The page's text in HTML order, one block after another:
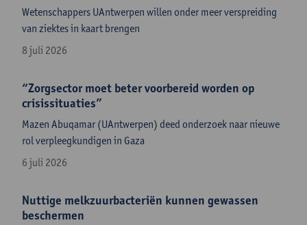
Wetenschappers UAntwerpen willen onder meer verspreiding
van ziektes in kaart brengen
8 juli 2026
“Zorgsector moet beter voorbereid worden op
crisissituaties”
Mazen Abuqamar (UAntwerpen) deed onderzoek naar nieuwe
rol verpleegkundigen in Gaza
6 juli 2026
Nuttige melkzuurbacteriën kunnen gewassen
beschermen